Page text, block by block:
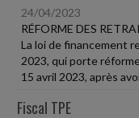
24/04/2023
RÉFORME DES
La loi de financement
2023, qui porte
15 avril 2023, après
Fiscal TPE